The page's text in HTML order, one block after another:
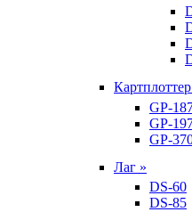
GP-
GP-
GP-
Лаг »
DS-60
DS-85